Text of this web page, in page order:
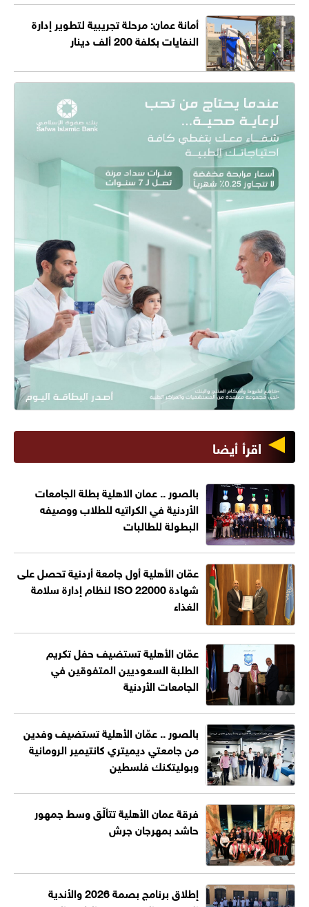
أمانة عمان: مرحلة تجريبية لتطوير إدارة
النفايات بكلفة 200 ألف دينار
اقرأ أيضا
بالصور .. عمان الاهلية بطلة الجامعات
الأردنية في الكراتيه للطلاب ووصيفه
البطولة للطالبات
عمّان الأهلية أول جامعة أردنية تحصل على
شهادة ISO 22000 لنظام إدارة سلامة
الغذاء
عمّان الأهلية تستضيف حفل تكريم
الطلبة السعوديين المتفوقين في
الجامعات الأردنية
بالصور .. عمّان الأهلية تستضيف وفدين
من جامعتي ديميتري كانتيمير الرومانية
وبوليتكنك فلسطين
فرقة عمان الأهلية تتألّق وسط جمهور
حاشد بمهرجان جرش
إطلاق برنامج بصمة 2026 والأندية